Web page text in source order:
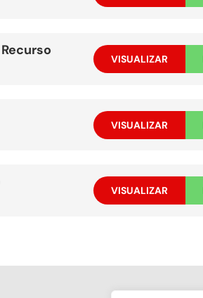
VISUALIZAR
VISUALIZAR
VISUALIZAR